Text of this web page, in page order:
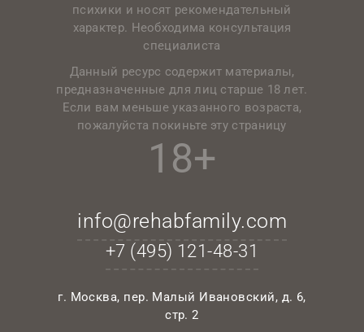
психики и носят рекомендательный
характер. Необходима консультация
специалиста
Данный ресурс содержит материалы,
предназначенные для лиц старше 18 лет.
Если вам меньше указанного возраста,
пожалуйста покиньте эту страницу
18+
info@rehabfamily.com
+7 (495) 121-48-31
г. Москва, пер. Малый Ивановский, д. 6,
стр. 2